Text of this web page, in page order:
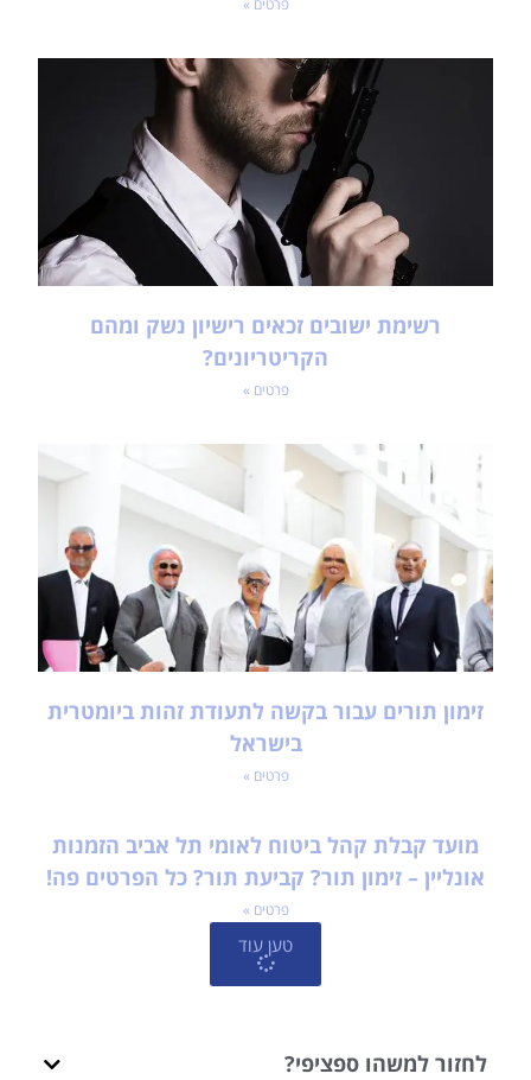
פרטים »
רשימת ישובים זכאים רישיון נשק ומהם
הקריטריונים?
פרטים »
זימון תורים עבור בקשה לתעודת זהות ביומטרית
בישראל
פרטים »
מועד קבלת קהל ביטוח לאומי תל אביב הזמנות
אונליין – זימון תור? קביעת תור? כל הפרטים פה!
פרטים »
טען עוד
לחזור למשהו ספציפי?